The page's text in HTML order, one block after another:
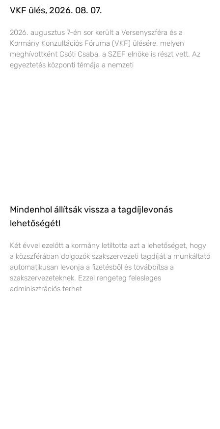
VKF ülés, 2026. 08. 07.
2026. augusztus 7-én sor került a Versenyszféra és a
Kormány Konzultációs Fóruma (VKF) ülésére, melyen
meghívottként Csóti Csaba, a SZEF elnöke is részt vett. Az
egyeztetés központi témája a nemzeti
Mindenhol állítsák vissza a tagdíjlevonás
lehetőségét!
Két évvel ezelőtt a kormány letiltotta azt a lehetőséget, hogy
a közszférában dolgozók szakszervezeti tagdíját a munkáltató
automatikusan levonja a fizetésből és továbbítsa a
szakszervezeteknek. Ezzel rengeteg felesleges
adminisztrációs terhet